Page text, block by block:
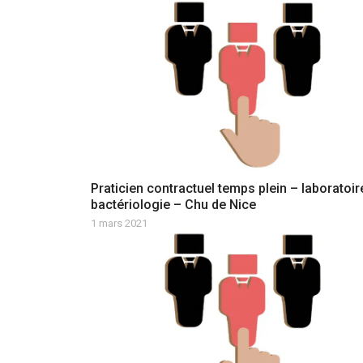
Praticien contractuel temps plein –
bactériologie – Chu de Nice
1 mars 2021